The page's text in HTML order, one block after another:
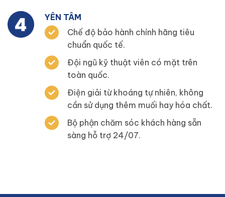
YÊN TÂM
Chế độ bảo hành chính hãng tiêu
chuẩn quốc tế.
Đội ngũ kỹ thuật viên có mặt trên
toàn quốc.
Điện giải từ khoáng tự nhiên, không
cần sử dụng thêm muối hay hóa chất.
Bộ phận chăm sóc khách hàng sẵn
sàng hỗ trợ 24/07.